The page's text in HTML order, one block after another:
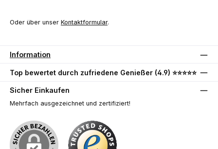
Oder über unser Kontaktformular.
Information
Top bewertet durch zufriedene Genießer (4.9) ⭐⭐⭐⭐⭐
Sicher Einkaufen
Mehrfach ausgezeichnet und zertifiziert!